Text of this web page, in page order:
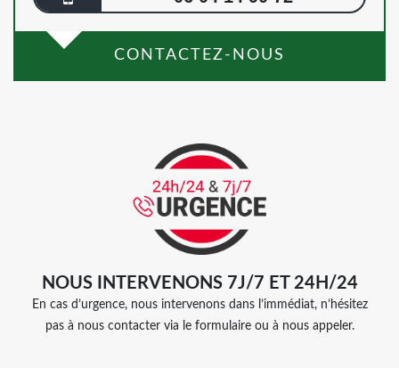
CONTACTEZ-NOUS
NOUS INTERVENONS 7J/7 ET 24H/24
En cas d’urgence, nous intervenons dans l’immédiat, n’hésitez
pas à nous contacter via le formulaire ou à nous appeler.